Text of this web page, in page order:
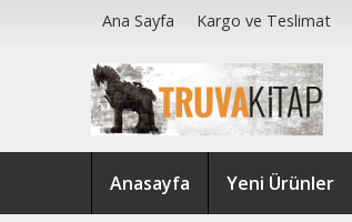
Ana Sayfa Kargo ve Teslimat
Anasayfa Yeni Ürünler